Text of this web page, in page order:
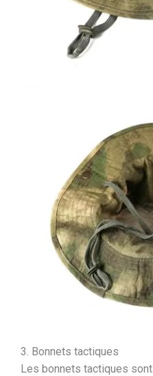
3. Bonnets tactiques
Les bonnets tactiques